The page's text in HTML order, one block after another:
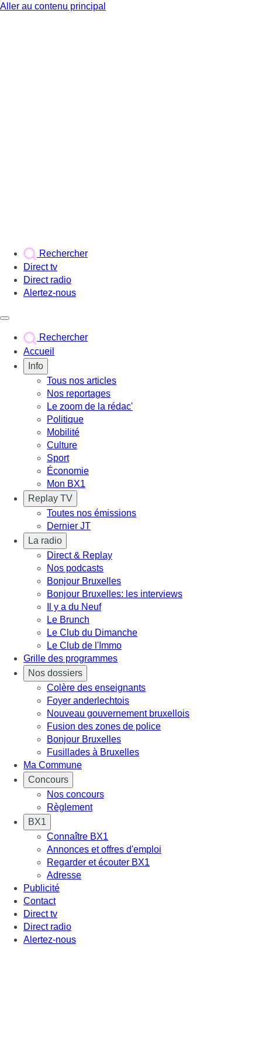
Aller au contenu principal
Rechercher
Direct tv
Direct radio
Alertez-nous
Rechercher
Accueil
Info
Tous nos articles
Nos reportages
Le zoom de la rédac'
Politique
Mobilité
Culture
Sport
Économie
Mon BX1
Replay TV
Toutes nos émissions
Dernier JT
La radio
Direct & Replay
Nos podcasts
Bonjour Bruxelles
Bonjour Bruxelles: les interviews
Il y a du Neuf
Le Brunch
Le Club du Dimanche
Le Club de l'Immo
Grille des programmes
Nos dossiers
Colère des enseignants
Foyer anderlechtois
Nouveau gouvernement bruxellois
Fusion des zones de police
Bonjour Bruxelles
Fusillades à Bruxelles
Ma Commune
Concours
Nos concours
Règlement
BX1
Connaître BX1
Annonces et offres d'emploi
Regarder et écouter BX1
Adresse
Publicité
Contact
Direct tv
Direct radio
Alertez-nous